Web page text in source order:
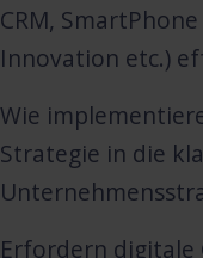
CRM,
Innovation etc.)
Wie
Strategie in die
Erfordern digitale